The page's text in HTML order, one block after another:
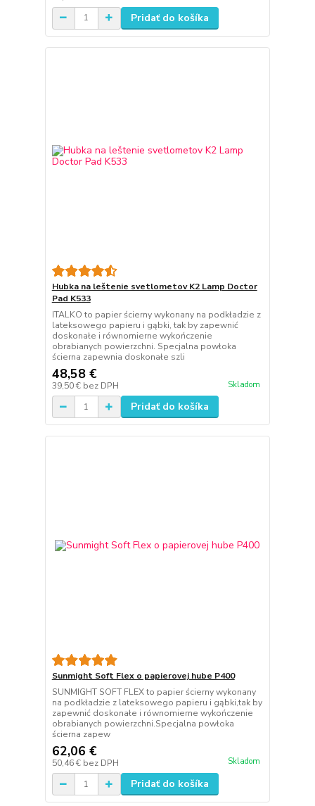
Pridať do košíka
Hubka na leštenie svetlometov K2 Lamp Doctor
Pad K533
ITALKO to papier ścierny wykonany na podkładzie z
lateksowego papieru i gąbki, tak by zapewnić
doskonałe i równomierne wykończenie
obrabianych powierzchni. Specjalna powłoka
ścierna zapewnia doskonałe szli
48,58 €
39,50 € bez DPH Skladom
Pridať do košíka
Sunmight Soft Flex o papierovej hube P400
SUNMIGHT SOFT FLEX to papier ścierny wykonany
na podkładzie z lateksowego papieru i gąbki,tak by
zapewnić doskonałe i równomierne wykończenie
obrabianych powierzchni.Specjalna powłoka
ścierna zapew
62,06 €
50,46 € bez DPH Skladom
Pridať do košíka